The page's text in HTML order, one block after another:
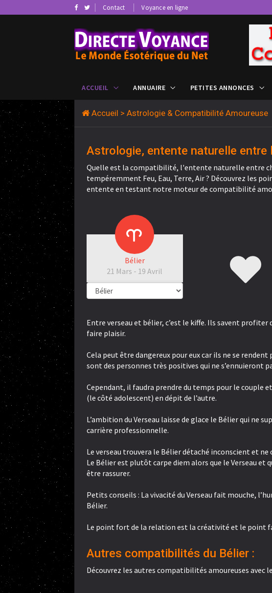
Contact Voyance en ligne
ACCUEIL ANNUAIRE PETITES ANNONCES
Accueil > Astrologie & Compatibilité Amoureuse
Astrologie, entente naturelle entre
Quelle est la compatibilité, l'entente naturelle entre
tempéremment Feu, Eau, Terre, Air ? Découvrez les
entente en testant notre moteur de compatibilité
Bélier
21 Mars - 19 Avril
Entre verseau et bélier, c’est le kiffe. Ils savent profiter
faire plaisir.
Cela peut être dangereux pour eux car ils ne se
sont des personnes très positives qui ne s’ennuieront
Cependant, il faudra prendre du temps pour le couple
(le côté adolescent) en dépit de l’autre.
L’ambition du Verseau laisse de glace le Bélier qui ne
carrière professionnelle.
Le verseau trouvera le Bélier détaché inconscient et ne
Le Bélier est plutôt carpe diem alors que le Verseau et
être rassurer.
Petits conseils : La vivacité du Verseau fait mouche,
Bélier.
Le point fort de la relation est la créativité et le point
Autres compatibilités du Bélier :
Découvrez les autres compatibilités amoureuses avec